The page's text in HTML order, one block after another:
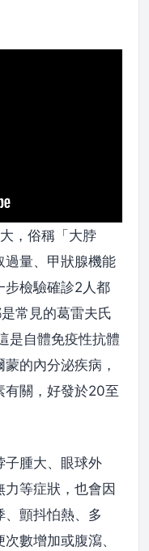
，俗稱「大脖
過量、甲狀腺機能
步檢驗確診2人都
常見的葛雷夫氏
是自體免疫性抗體
的內分泌疾病，
有關，好發於20至
子腫大、眼球外
等症狀，也會因
、顫抖怕熱、多
數增加或腹瀉、